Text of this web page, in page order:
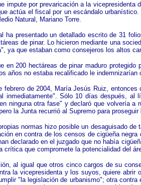
impute por prevaricación a la
actúa el fiscal por un escándalo
Natural, Mariano Torre.
ha presentado un detallado escrito de 31
de pinar. Lo hicieron mediante una
ya que estaban como consejeros los altos
en 200 hectáreas de pinar maduro
años no estaba recalificado le indemnizarían
de 2004, María Jesús Ruiz,
inmediatamente". Sólo 10 días después,
ninguna otra fase" y declaró que volvería
la Junta recurrió al Supremo para
normas hizo posible un desaguisado
en contra de los censos de cigüeña
declarado en el juzgado que no había
que compromete la potencialidad del
al igual que otros cinco cargos de su
la vicepresidenta y los suyos, quiere
"la legislación de urbanismo"; otra